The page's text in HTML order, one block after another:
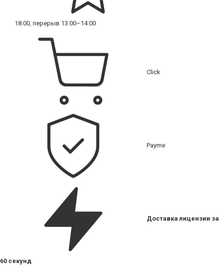
18:00, перерыв 13:00–14:00
Click
Payme
Доставка лицензии за
60 секунд